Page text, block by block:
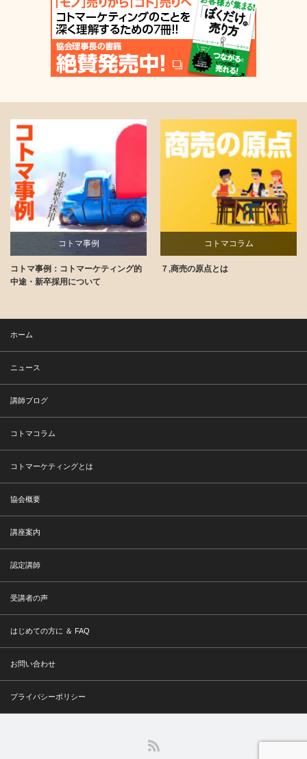
コトマ事例
講師ブログ
コトマ事例：コトマーケティング的
中途・新卒採用について
コトマコラム
７,商売の原点とは
ホーム
ニュース
講師ブログ
コトマコラム
コトマーケティングとは
協会概要
講座案内
認定講師
受講者の声
はじめての方に ＆ FAQ
お問い合わせ
プライバシーポリシー